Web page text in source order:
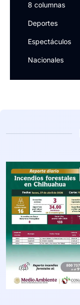
8 columnas
Deportes
Espectáculos
Nacionales